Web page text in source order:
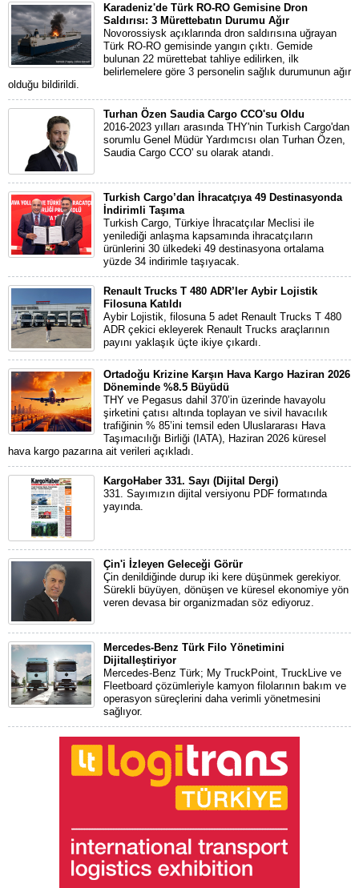
Karadeniz'de Türk RO-RO Gemisine Dron
Saldırısı: 3 Mürettebatın Durumu Ağır
Novorossiysk açıklarında dron saldırısına uğrayan
Türk RO-RO gemisinde yangın çıktı. Gemide
bulunan 22 mürettebat tahliye edilirken, ilk
belirlemelere göre 3 personelin sağlık durumunun ağır
olduğu bildirildi.
Turhan Özen Saudia Cargo CCO'su Oldu
2016-2023 yılları arasında THY'nin Turkish Cargo'dan
sorumlu Genel Müdür Yardımcısı olan Turhan Özen,
Saudia Cargo CCO' su olarak atandı.
Turkish Cargo’dan İhracatçıya 49 Destinasyonda
İndirimli Taşıma
Turkish Cargo, Türkiye İhracatçılar Meclisi ile
yenilediği anlaşma kapsamında ihracatçıların
ürünlerini 30 ülkedeki 49 destinasyona ortalama
yüzde 34 indirimle taşıyacak.
Renault Trucks T 480 ADR’ler Aybir Lojistik
Filosuna Katıldı
Aybir Lojistik, filosuna 5 adet Renault Trucks T 480
ADR çekici ekleyerek Renault Trucks araçlarının
payını yaklaşık üçte ikiye çıkardı.
Ortadoğu Krizine Karşın Hava Kargo Haziran 2026
Döneminde %8.5 Büyüdü
THY ve Pegasus dahil 370’in üzerinde havayolu
şirketini çatısı altında toplayan ve sivil havacılık
trafiğinin % 85’ini temsil eden Uluslararası Hava
Taşımacılığı Birliği (IATA), Haziran 2026 küresel
hava kargo pazarına ait verileri açıkladı.
KargoHaber 331. Sayı (Dijital Dergi)
331. Sayımızın dijital versiyonu PDF formatında
yayında.
Çin'i İzleyen Geleceği Görür
Çin denildiğinde durup iki kere düşünmek gerekiyor.
Sürekli büyüyen, dönüşen ve küresel ekonomiye yön
veren devasa bir organizmadan söz ediyoruz.
Mercedes-Benz Türk Filo Yönetimini
Dijitalleştiriyor
Mercedes-Benz Türk; My TruckPoint, TruckLive ve
Fleetboard çözümleriyle kamyon filolarının bakım ve
operasyon süreçlerini daha verimli yönetmesini
sağlıyor.